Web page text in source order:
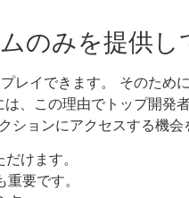
のみを提供
レイできます。 そのため
、この理由でトップ開発
ョンにアクセスする機会
けます。
要です。